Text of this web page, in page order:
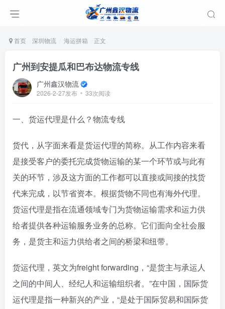
首页 深圳物流 海运拼箱 正文
广州到安提瓜和巴布达物流专线
广州鑫汉物流
2026-2-27发布 33次阅读
一、货运代理是什么？物流专线
货代，从字面来看是货运代理的简称。从工作内容来看
是接受客户的委托完成货物运输的某一个环节或与此有
关的环节，涉及这方面的工作都可以直接或间接的找货
代来完成，以节省资本。根据货物不同也有海外代理。
货运代理是指在流通领域专门为货物运输需求和运力供
给者提供各种运输服务业务的总称。它们面向全社会服
务，是货主和运力供给者之间的桥梁和纽带。
货运代理，英文为freight forwarding，“是货主与承运人
之间的中间人、经纪人和运输组织者。”在中国，国际货
运代理是指一种新兴的产业，“是处于国际贸易和国际货